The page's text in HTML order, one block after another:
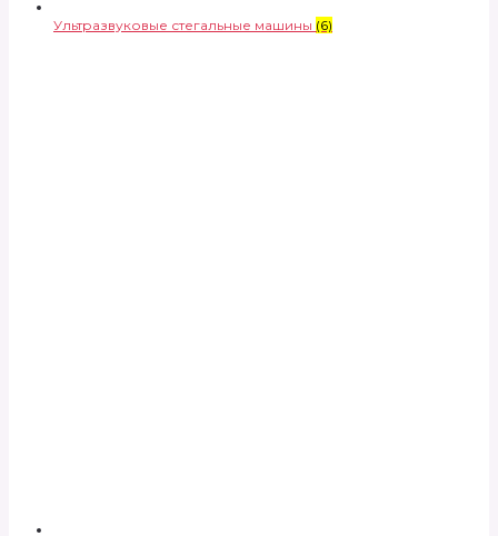
Ультразвуковые стегальные машины (6)